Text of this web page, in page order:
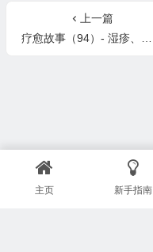
上一篇
疗愈故事（94）- 湿疹、哮喘、过敏、情绪化、神经崩溃 Healing Asthma & Nervous Breakdown
主页 新手指南